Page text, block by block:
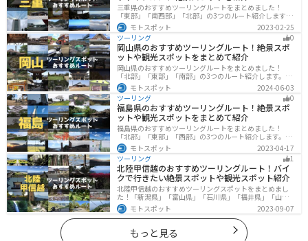
三重県のおすすめツーリングルートをまとめました！
「東部」「南西部」「北部」の3つのルート紹介します。
標高の高いスカイラインからリアス式海岸まであるの
で、飽きることなくツーリングを堪能できます。バイク
で三重県にツーリングに行く際は参考にしてください。
モトスポット
2023-02-25
ツーリング
0
岡山県のおすすめツーリングルート！絶景スポ
ットや観光スポットをまとめて紹介
岡山県のおすすめツーリングルートをまとめました！
「北部」「東部」「南部」の3つのルート紹介します。岡
山市や倉敷市など、歴史ある街並みも魅力的で、バイク
ツーリングに最適なスポットが多数あります。バイクで
岡山県にツーリングに行く際は参考にしてください。
モトスポット
2024-06-03
ツーリング
0
福島県のおすすめツーリングルート！絶景スポ
ットや観光スポットをまとめて紹介
福島県のおすすめツーリングルートをまとめました！
「北部」「東部」「西部」の3つのルート紹介します。内
陸部には山々が連なり、海岸線は太平洋に面してるので
観光スポットが多数あります。バイクで福島県にツーリ
ングに行く際は参考にしてください。
モトスポット
2023-04-17
ツーリング
1
北陸甲信越のおすすめツーリングルート！バイ
クで行きたい絶景スポットや観光スポット紹介
北陸甲信越のおすすめツーリングスポットをまとめまし
た！「新潟県」「富山県」「石川県」「福井県」「山梨
県」「長野県」の各県の観光地紹介します。自然豊かな
山々や湖、温泉地が点在し、四季折々の景色を楽しめる
スポットが多数あります。バイクで北陸甲信越にツーリ
ングに行く際は参考にしてください。
モトスポット 2023-09-07
もっと見る